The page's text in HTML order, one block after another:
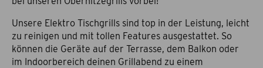
Unsere Elektro Tischgrills sind top in der Leistung, leicht
zu reinigen und mit tollen Features ausgestattet. So
können die Geräte auf der Terrasse, dem Balkon oder
im Indoorbereich deinen Grillabend zu einem